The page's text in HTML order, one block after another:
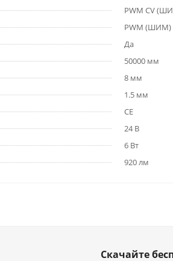
PWM СV
PWM (ШИМ)
Да
50000 мм
8 мм
1.5 мм
CE
24 В
6 Вт
920 лм
Скачайте